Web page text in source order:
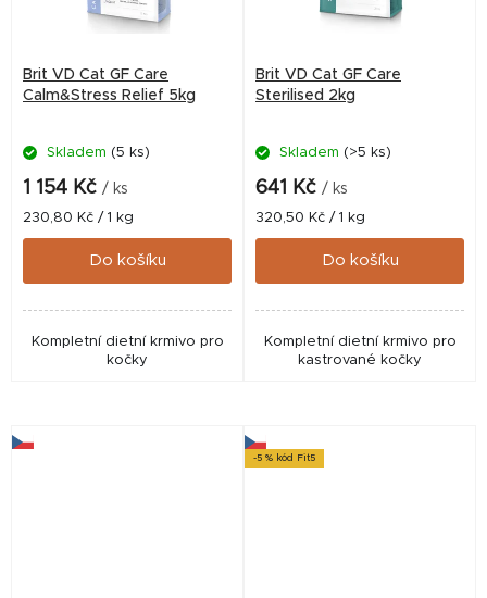
Brit VD Cat GF Care
Calm&Stress Relief 5kg
Skladem (5 ks)
1 154 Kč / ks
Měrná
cena:
230,80 Kč / 1 kg
Do košíku
Kompletní dietní krmivo pro
kočky
Brit VD Cat GF Care
Sterilised 2kg
Skladem (>5 ks)
641 Kč / ks
Měrná
cena:
320,50 Kč / 1 kg
Do košíku
Kompletní dietní krmivo pro
kastrované kočky
-5 % kód Fit5